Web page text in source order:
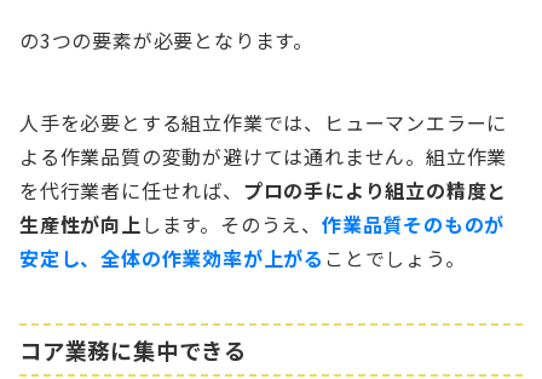
の3つの要素が必要となります。
人手を必要とする組立作業では、ヒューマンエラーに
よる作業品質の変動が避けては通れません。組立作業
を代行業者に任せれば、 プロの手により組立の精度と
生産性が向上します。そのうえ、作業品質そのものが
安定し、全体の作業効率が上がる ことでしょう。
コア業務に集中できる